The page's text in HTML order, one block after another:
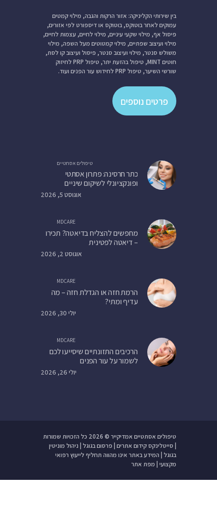
בין שירותי הקליניקה: אזור הרקות והגבה, מילוי קמטים
עמוקים לאחר בוטוקס, בוטוקס או דיספורט לפי אזורים,
פיסול אף, מילוי שקעי עיניים, מילוי לחיים, עצמות לחיים,
מילוי ועיצוב שפתיים, מילוי קמטוטים מעל השפה, מילוי
משולש סנטר, מילוי ועיצוב סנטר, פיסול ועיצוב קו לסת,
חוטים MINT, טיפול בהזעת יתר, טיפול PRP לחיזוק
שורשי השיער, טיפול PRP לחידוש עור הפנים ועוד.
פרטים נוספים
טיפולים אסתטיים
כתר חרסינה: פתרון אסתטי
ופונקציונלי לשיקום שיניים
אוגוסט 5, 2026
MDCARE
מחפשים להצליח בדיאטה? תכירו
– דיאטה לפטינית
אוגוסט 2, 2026
MDCARE
הרמת חזה או הגדלת חזה – מה
עדיף ומתי?
יולי 30, 2026
MDCARE
הרכיבים התזונתיים שיסייעו לכם
לשמור על עור הפנים
יולי 26, 2026
טיפולים אסתטיים אמדיקייר
© 2026 כל הזכויות שמורות
| סייטלינקסקידום אתרים פרסום בגוגל ניהול מוניטין
בגוגל | המידע באתר אינו מהווה תחליף לייעוץ רפואי
מקצועי | מפת אתר